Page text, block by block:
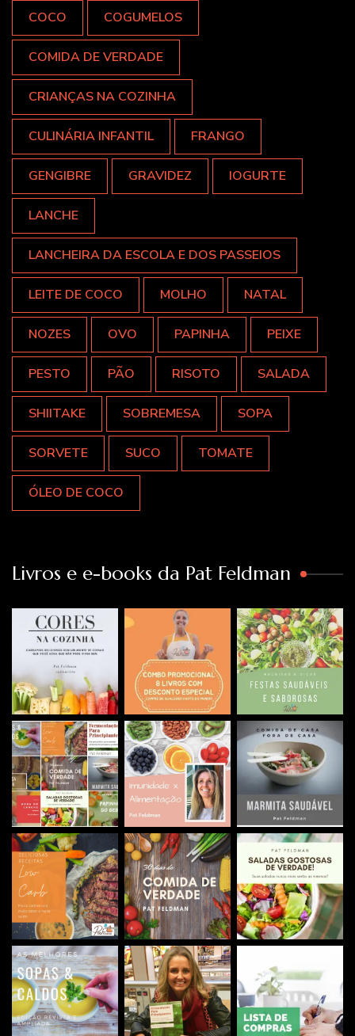
COCO COGUMELOS
COMIDA DE VERDADE
CRIANÇAS NA COZINHA
CULINÁRIA INFANTIL FRANGO
GENGIBRE GRAVIDEZ IOGURTE
LANCHE
LANCHEIRA DA ESCOLA E DOS PASSEIOS
LEITE DE COCO MOLHO NATAL
NOZES OVO PAPINHA PEIXE
PESTO PÃO RISOTO SALADA
SHIITAKE SOBREMESA SOPA
SORVETE SUCO TOMATE
ÓLEO DE COCO
Livros e e-books da Pat Feldman